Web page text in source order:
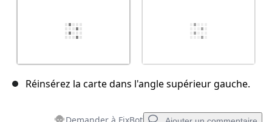
Réinsérez la carte dans l'angle supérieur gauche.